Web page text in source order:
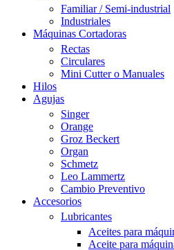
Familiar / Semi-industrial
Industriales
Máquinas Cortadoras
Rectas
Circulares
Mini Cutter o Manuales
Hilos
Agujas
Singer
Orange
Groz Beckert
Organ
Schmetz
Leo Lammertz
Cambio Preventivo
Accesorios
Lubricantes
Aceites para
Aceite para